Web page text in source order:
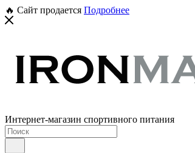
🔥 Сайт продается Подробнее
Интернет-магазин спортивного питания